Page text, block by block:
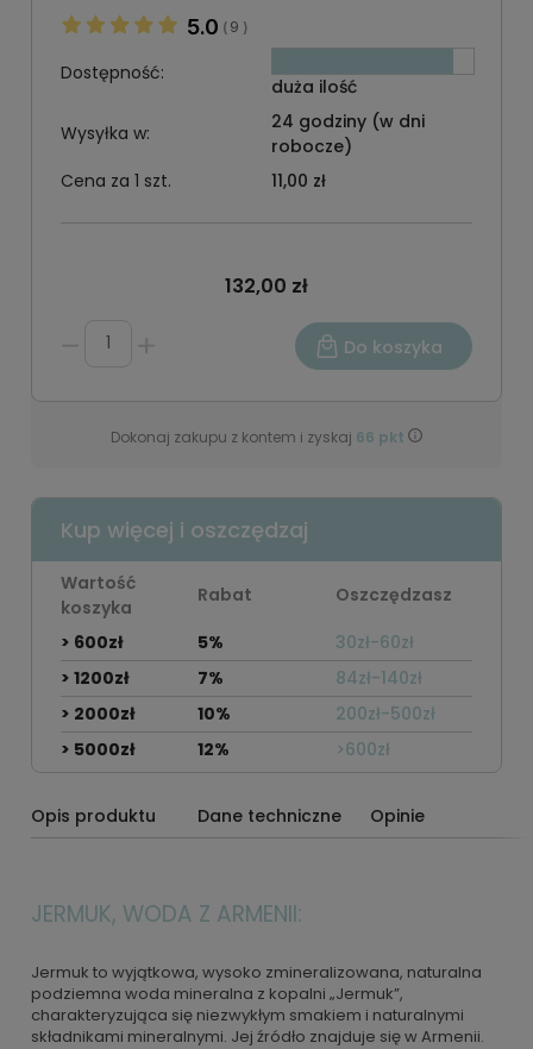
5.0 ( 9 )
Dostępność:
duża ilość
Wysyłka w:
24 godziny (w dni
robocze)
Cena za 1 szt.
11,00 zł
132,00 zł
Do koszyka
Dokonaj zakupu z kontem i zyskaj 66 pkt
Kup więcej i oszczędzaj
Wartość
koszyka
Rabat
Oszczędzasz
> 600zł
5%
30zł-60zł
> 1200zł
7%
84zł-140zł
> 2000zł
10%
200zł-500zł
> 5000zł
12% >600zł
Opis produktu Dane techniczne Opinie
JERMUK, WODA Z ARMENII:
Jermuk to wyjątkowa, wysoko zmineralizowana, naturalna
podziemna woda mineralna z kopalni „Jermuk”,
charakteryzująca się niezwykłym smakiem i naturalnymi
składnikami mineralnymi. Jej źródło znajduje się w Armenii.